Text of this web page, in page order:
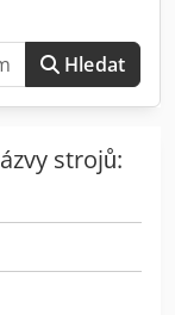
Hledat
strojů: